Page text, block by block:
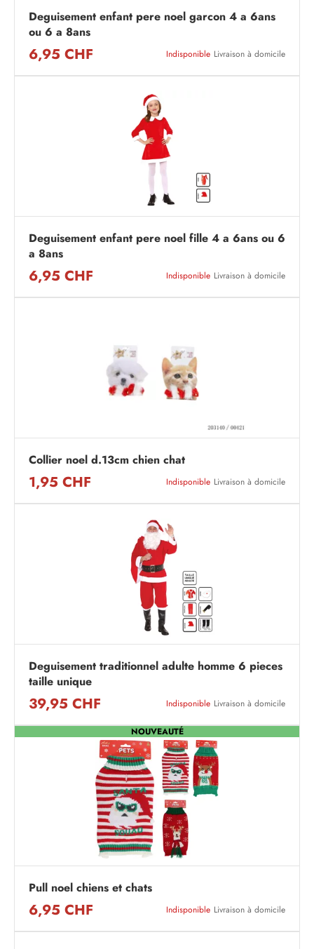
Deguisement enfant pere noel garcon 4 a 6ans
ou 6 a 8ans
6,95 CHF Indisponible Livraison à domicile
Deguisement enfant pere noel fille 4 a 6ans ou 6
a 8ans
6,95 CHF Indisponible Livraison à domicile
Collier noel d.13cm chien chat
1,95 CHF Indisponible Livraison à domicile
Deguisement traditionnel adulte homme 6 pieces
taille unique
39,95 CHF Indisponible Livraison à domicile
NOUVEAUTÉ
Pull noel chiens et chats
6,95 CHF Indisponible Livraison à domicile